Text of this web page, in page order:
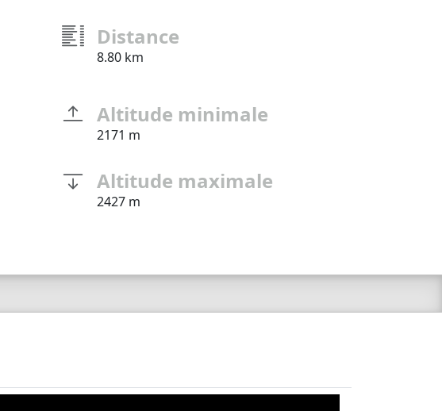
Distance
8.80 km
Altitude minimale
2171 m
Altitude maximale
2427 m